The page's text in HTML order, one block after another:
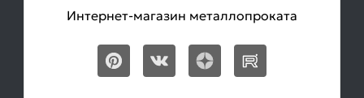
Интернет-магазин металлопроката